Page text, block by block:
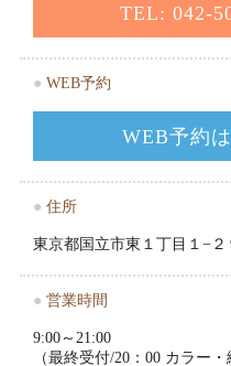
TEL: 042-
● WEB予約
WEB予約
● 住所
東京都国立市東１丁目１−
● 営業時間
9:00～21:00
（最終受付/20：00 カラー